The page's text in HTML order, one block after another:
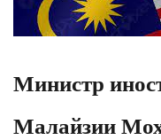
Министр
Малайзии